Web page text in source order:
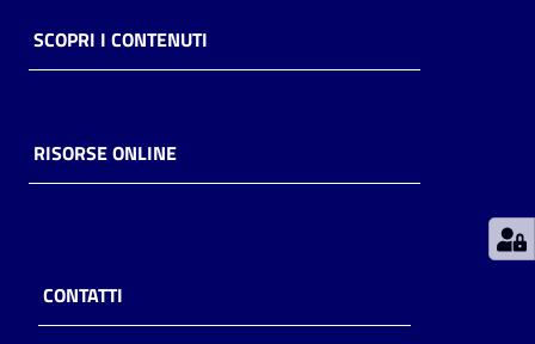
Piani
Decentrate
SCOPRI I CONTENUTI
RISORSE ONLINE
CONTATTI